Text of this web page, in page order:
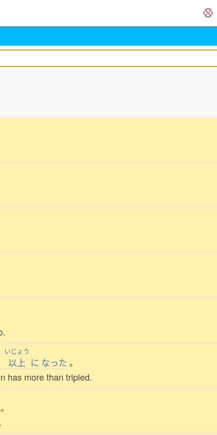
いじょう
以上 に なった。
has more than tripled.
。